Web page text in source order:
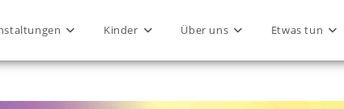
Kinder Über uns Etwas tun